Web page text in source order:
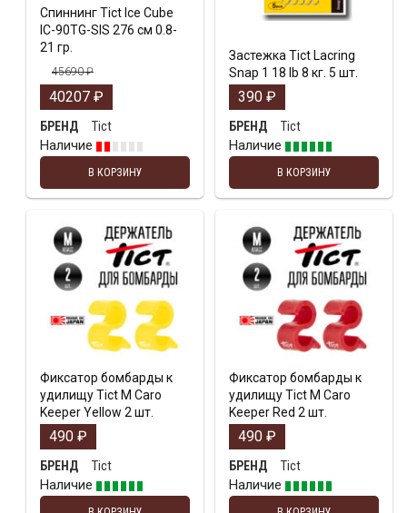
Спиннинг Tict Ice Cube
IC-90TG-SIS 276 см 0.8-
21 гр.
45690₽
40207 ₽
БРЕНД
Tict
Наличие
В КОРЗИНУ
Застежка Tict Lacring
Snap 1 18 lb 8 кг. 5 шт.
390 ₽
БРЕНД
Tict
Наличие
В КОРЗИНУ
Фиксатор бомбарды к
удилищу Tict M Caro
Keeper Yellow 2 шт.
490 ₽
БРЕНД
Tict
Наличие
Фиксатор бомбарды к
удилищу Tict M Caro
Keeper Red 2 шт.
490 ₽
БРЕНД
Tict
Наличие